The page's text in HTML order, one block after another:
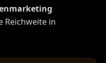
Reichweite in